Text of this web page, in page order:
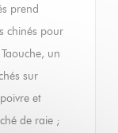
prend
chinés pour
un
sur
et
de raie ;